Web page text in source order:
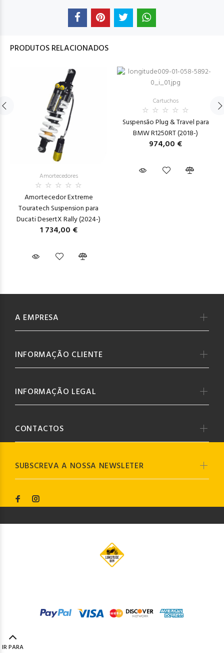
PRODUTOS RELACIONADOS
Amortecedores
Amortecedor Extreme
Touratech Suspension para
Ducati DesertX Rally (2024-)
1 734,00 €
Cartuchos
Suspensão Plug & Travel para
BMW R1250RT (2018-)
974,00 €
SUBSCREVA A NOSSA NEWSLETER
A EMPRESA
INFORMAÇÃO CLIENTE
INFORMAÇÃO LEGAL
CONTACTOS
IR PARA